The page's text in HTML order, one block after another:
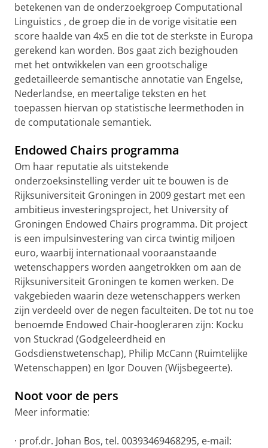
betekenen van de onderzoekgroep Computational
Linguistics , de groep die in de vorige visitatie een
score haalde van 4x5 en die tot de sterkste in Europa
gerekend kan worden. Bos gaat zich bezighouden
met het ontwikkelen van een grootschalige
gedetailleerde semantische annotatie van Engelse,
Nederlandse, en meertalige teksten en het
toepassen hiervan op statistische leermethoden in
de computationale semantiek.
Endowed Chairs programma
Om haar reputatie als uitstekende
onderzoeksinstelling verder uit te bouwen is de
Rijksuniversiteit Groningen in 2009 gestart met een
ambitieus investeringsproject, het University of
Groningen Endowed Chairs programma. Dit project
is een impulsinvestering van circa twintig miljoen
euro, waarbij internationaal vooraanstaande
wetenschappers worden aangetrokken om aan de
Rijksuniversiteit Groningen te komen werken. De
vakgebieden waarin deze wetenschappers werken
zijn verdeeld over de negen faculteiten. De tot nu toe
benoemde Endowed Chair-hoogleraren zijn: Kocku
von Stuckrad (Godgeleerdheid en
Godsdienstwetenschap), Philip McCann (Ruimtelijke
Wetenschappen) en Igor Douven (Wijsbegeerte).
Noot voor de pers
Meer informatie:
· prof.dr. Johan Bos, tel. 00393469468295, e-mail: